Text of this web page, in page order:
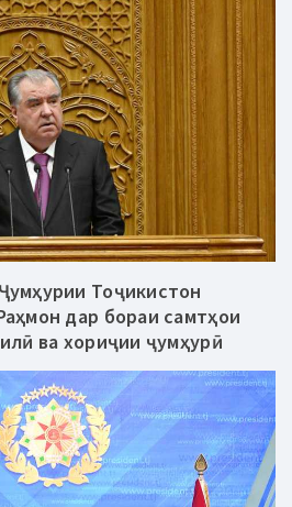
Тоҷикистон
дар бораи самтҳои
ва хориҷии ҷумҳурӣ